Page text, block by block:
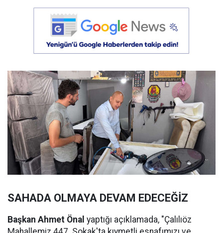
SAHADA OLMAYA DEVAM EDECEĞİZ
Başkan Ahmet Önal yaptığı açıklamada, "Çalılıöz